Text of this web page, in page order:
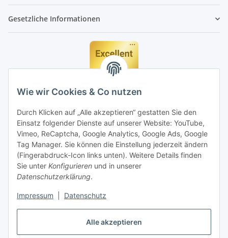
Alle akzeptieren
Wie wir Cookies & Co nutzen
Durch Klicken auf „Alle akzeptieren“ gestatten Sie den
Einsatz folgender Dienste auf unserer Website: YouTube,
Vimeo, ReCaptcha, Google Analytics, Google Ads, Google
Tag Manager. Sie können die Einstellung jederzeit ändern
(Fingerabdruck-Icon links unten). Weitere Details finden
Sie unter Konfigurieren und in unserer
Datenschutzerklärung.
Impressum Datenschutz
Gesetzliche Informationen
Vertrag widerrufen